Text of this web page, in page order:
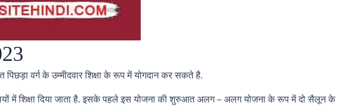
वर्ग के उम्मीदवार शिक्षा के रूप में योगदान कर सकते है.
में शिक्षा दिया जाता है. इसके पहले इस योजना की शुरुआत अलग – अलग योजना के रूप में दो सैलून के